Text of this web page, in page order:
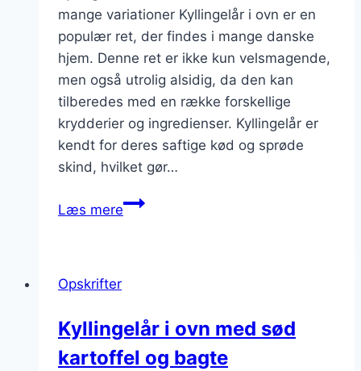
mange variationer Kyllingelår i ovn er en
populær ret, der findes i mange danske
hjem. Denne ret er ikke kun velsmagende,
men også utrolig alsidig, da den kan
tilberedes med en række forskellige
krydderier og ingredienser. Kyllingelår er
kendt for deres saftige kød og sprøde
skind, hvilket gør…
Læs mereKyllingelår
Opskrifter
Kyllingelår i ovn med sød
kartoffel og bagte